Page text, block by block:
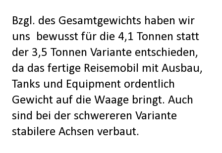
Bzgl. des Gesamtgewichts haben wir
uns bewusst für die 4,1 Tonnen statt
der 3,5 Tonnen Variante entschieden,
da das fertige Reisemobil mit Ausbau,
Tanks und Equipment ordentlich
Gewicht auf die Waage bringt. Auch
sind bei der schwereren Variante
stabilere Achsen verbaut.